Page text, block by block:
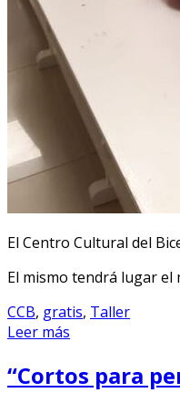
El Centro Cultural del
El mismo tendrá lugar el
CCB, gratis, Taller
Leer más
“Cortos para